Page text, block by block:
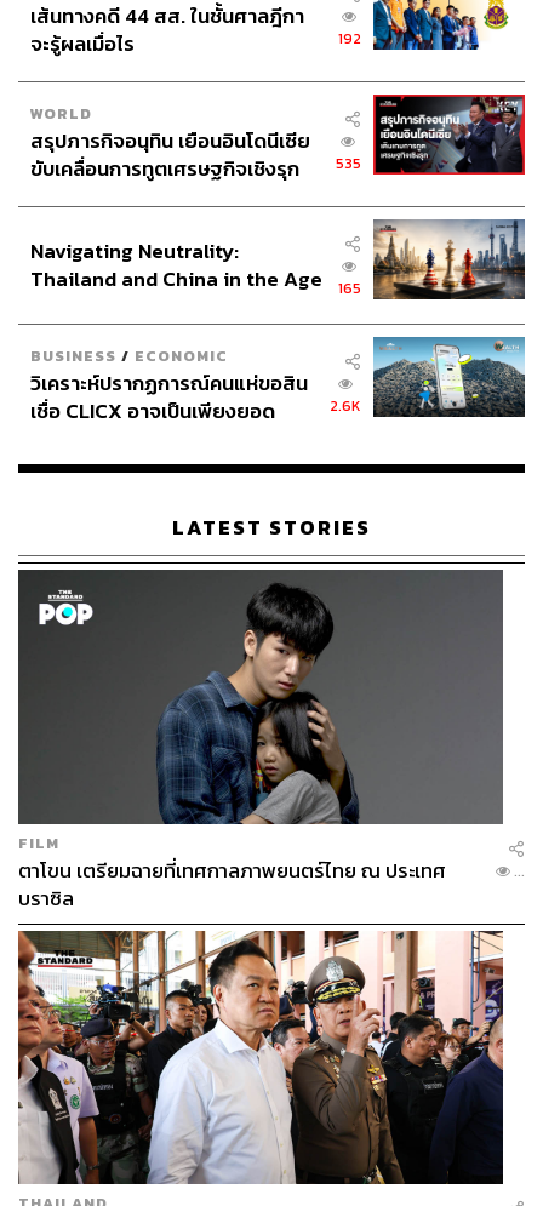
เส้นทางคดี 44 สส. ในชั้นศาลฎีกา
จะรู้ผลเมื่อไร
192
WORLD
สรุปภารกิจอนุทิน เยือนอินโดนีเซีย
ขับเคลื่อนการทูตเศรษฐกิจเชิงรุก
535
Navigating Neutrality:
Thailand and China in the Age
165
BUSINESS / ECONOMIC
วิเคราะห์ปรากฏการณ์คนแห่ขอสิน
เชื่อ CLICX อาจเป็นเพียงยอด
เรือนไทยที่ถูกซุกไว้
2.6K
LATEST STORIES
FILM
ตาโขน เตรียมฉายที่เทศกาลภาพยนตร์ไทย ณ ประเทศ
บราซิล
...